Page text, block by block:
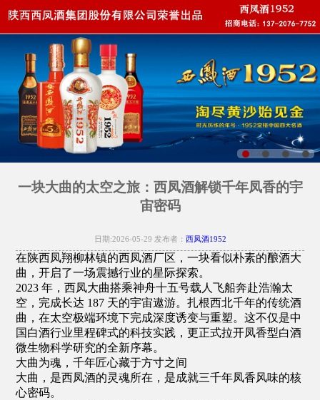
一块大曲的太空之旅：西凤酒解锁千年凤香的宇
宙密码
日期:2026-05-29 发布者： 西凤酒1952
在陕西凤翔柳林镇的西凤酒厂区，一块看似朴素的酿酒大
曲，开启了一场震撼行业的星际探索。
2023 年，西凤大曲搭乘神舟十五号载人飞船奔赴浩瀚太
空，完成长达 187 天的宇宙遨游。扎根西北千年的传统酒
曲，在太空极端环境下完成深度诱变与重塑。这不仅是中
国白酒行业里程碑式的科技实践，更正式拉开凤香型白酒
微生物科学研究的全新序幕。
大曲为魂，千年匠心藏于方寸之间
大曲，是西凤酒的灵魂所在，是成就三千年凤香风味的核
心密码。